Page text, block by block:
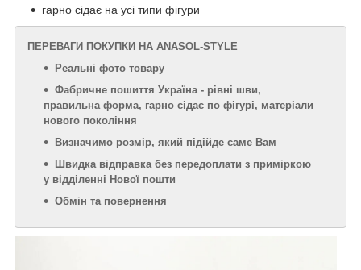
гарно сідає на усі типи фігури
ПЕРЕВАГИ ПОКУПКИ НА ANASOL-STYLE
Реальні фото товару
Фабричне пошиття Україна - рівні шви,
правильна форма, гарно сідає по фігурі, матеріали
нового покоління
Визначимо розмір, який підійде саме Вам
Швидка відправка без передоплати з приміркою
у відділенні Нової пошти
Обмін та повернення